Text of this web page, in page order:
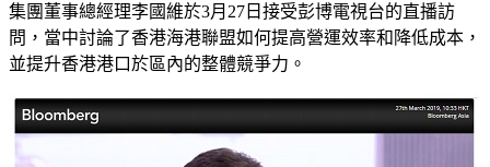
集團董事總經理李國維於3月27日接受彭博電視台的直播訪
問，當中討論了香港海港聯盟如何提高營運效率和降低成本，
並提升香港港口於區內的整體競爭力。